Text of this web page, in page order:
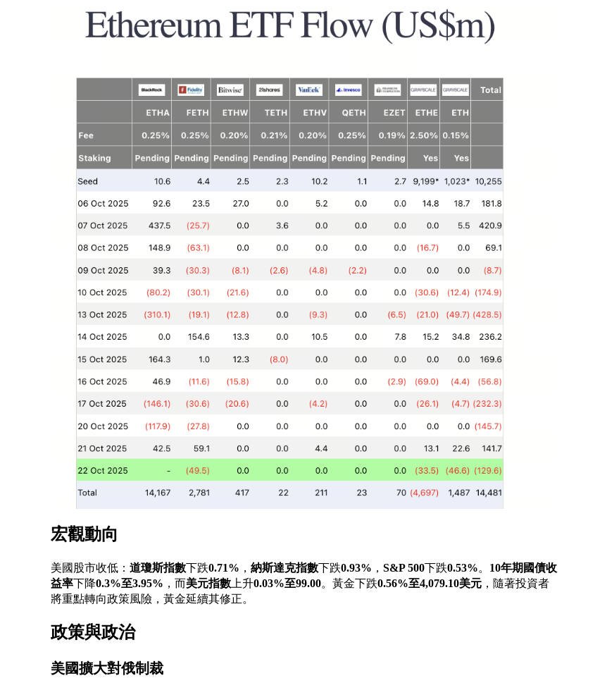
宏觀動向
美國股市收低： 道瓊斯指數下跌0.71% ， 納斯達克指數下跌0.93% ， S&P 500下跌0.53%。 10年期國債收
益率下降0.3%至3.95% ，而美元指數 上升0.03%至99.00。黃金下跌0.56%至4,079.10美元 ，隨著投資者
將重點轉向政策風險，黃金延續其修正。
政策與政治
美國擴大對俄制裁